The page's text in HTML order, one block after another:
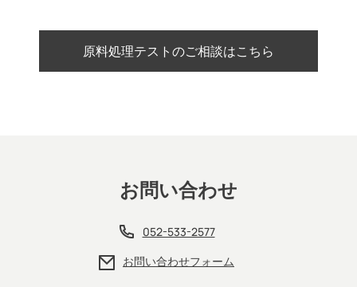
原料処理テストのご相談はこちら
お問い合わせ
052-533-2577
お問い合わせフォーム